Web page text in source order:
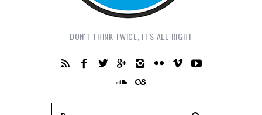
DON'T THINK TWICE, IT'S ALL RIGHT